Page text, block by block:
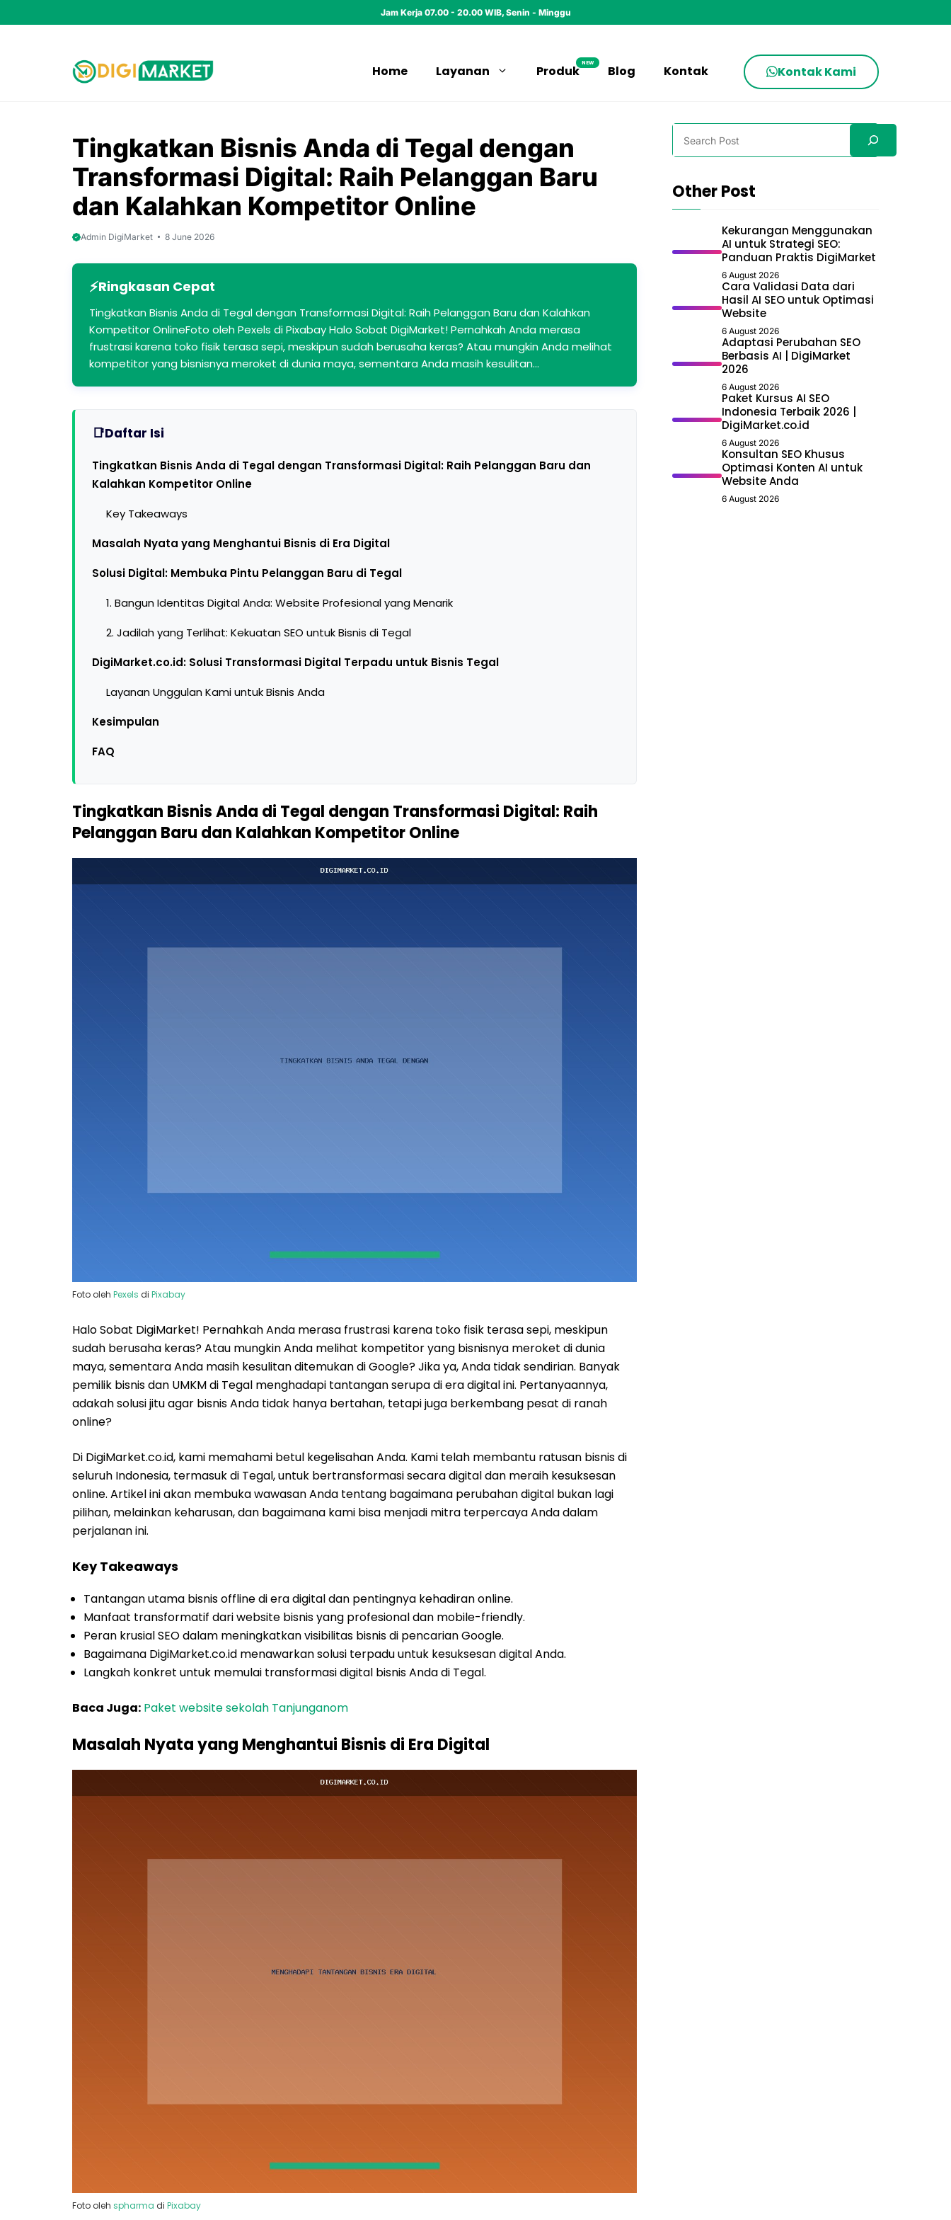
to
Jam Kerja 07.00 - 20.00 WIB, Senin - Minggu
Home Layanan Produk
NEW
Blog Kontak Kontak Kami
Tingkatkan Bisnis Anda di Tegal dengan
Transformasi Digital: Raih Pelanggan Baru
dan Kalahkan Kompetitor Online
Admin DigiMarket 8 June 2026
Ringkasan Cepat
Tingkatkan Bisnis Anda di Tegal dengan Transformasi Digital: Raih Pelanggan Baru dan Kalahkan
Kompetitor OnlineFoto oleh Pexels di Pixabay Halo Sobat DigiMarket! Pernahkah Anda merasa
frustrasi karena toko fisik terasa sepi, meskipun sudah berusaha keras? Atau mungkin Anda melihat
kompetitor yang bisnisnya meroket di dunia maya, sementara Anda masih kesulitan…
Daftar Isi
Tingkatkan Bisnis Anda di Tegal dengan Transformasi Digital: Raih Pelanggan Baru dan
Kalahkan Kompetitor Online
Key Takeaways
Masalah Nyata yang Menghantui Bisnis di Era Digital
Solusi Digital: Membuka Pintu Pelanggan Baru di Tegal
1. Bangun Identitas Digital Anda: Website Profesional yang Menarik
2. Jadilah yang Terlihat: Kekuatan SEO untuk Bisnis di Tegal
DigiMarket.co.id: Solusi Transformasi Digital Terpadu untuk Bisnis Tegal
Layanan Unggulan Kami untuk Bisnis Anda
Kesimpulan
FAQ
Tingkatkan Bisnis Anda di Tegal dengan Transformasi Digital: Raih
Pelanggan Baru dan Kalahkan Kompetitor Online
Foto oleh Pexels di Pixabay
Halo Sobat DigiMarket! Pernahkah Anda merasa frustrasi karena toko fisik terasa sepi, meskipun
sudah berusaha keras? Atau mungkin Anda melihat kompetitor yang bisnisnya meroket di dunia
maya, sementara Anda masih kesulitan ditemukan di Google? Jika ya, Anda tidak sendirian. Banyak
pemilik bisnis dan UMKM di Tegal menghadapi tantangan serupa di era digital ini. Pertanyaannya,
adakah solusi jitu agar bisnis Anda tidak hanya bertahan, tetapi juga berkembang pesat di ranah
online?
Di DigiMarket.co.id, kami memahami betul kegelisahan Anda. Kami telah membantu ratusan bisnis di
seluruh Indonesia, termasuk di Tegal, untuk bertransformasi secara digital dan meraih kesuksesan
online. Artikel ini akan membuka wawasan Anda tentang bagaimana perubahan digital bukan lagi
pilihan, melainkan keharusan, dan bagaimana kami bisa menjadi mitra terpercaya Anda dalam
perjalanan ini.
Key Takeaways
Tantangan utama bisnis offline di era digital dan pentingnya kehadiran online.
Manfaat transformatif dari website bisnis yang profesional dan mobile-friendly.
Peran krusial SEO dalam meningkatkan visibilitas bisnis di pencarian Google.
Bagaimana DigiMarket.co.id menawarkan solusi terpadu untuk kesuksesan digital Anda.
Langkah konkret untuk memulai transformasi digital bisnis Anda di Tegal.
Baca Juga: Paket website sekolah Tanjunganom
Masalah Nyata yang Menghantui Bisnis di Era Digital
Foto oleh spharma di Pixabay
Search
Other Post
Kekurangan Menggunakan
AI untuk Strategi SEO:
Panduan Praktis DigiMarket
6 August 2026
Cara Validasi Data dari
Hasil AI SEO untuk Optimasi
Website
6 August 2026
Adaptasi Perubahan SEO
Berbasis AI | DigiMarket
2026
6 August 2026
Paket Kursus AI SEO
Indonesia Terbaik 2026 |
DigiMarket.co.id
6 August 2026
Konsultan SEO Khusus
Optimasi Konten AI untuk
Website Anda
6 August 2026